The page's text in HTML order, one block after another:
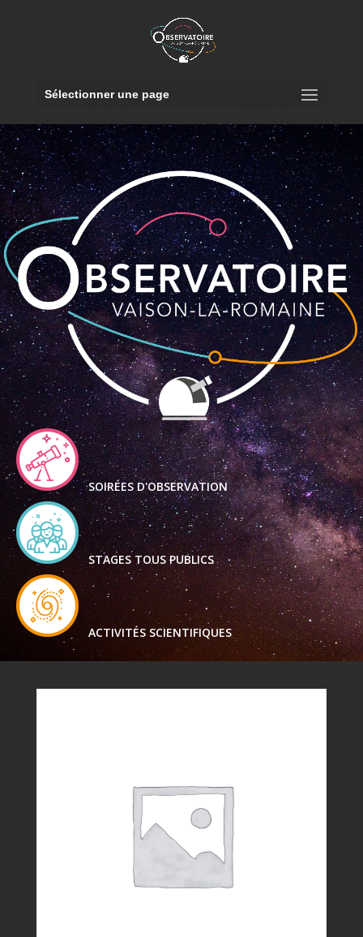
Sélectionner une page
SOIRÉES D'OBSERVATION
STAGES TOUS PUBLICS
ACTIVITÉS SCIENTIFIQUES